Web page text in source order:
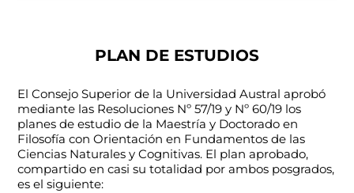
PLAN DE ESTUDIOS
El Consejo Superior de la Universidad Austral aprobó
mediante las Resoluciones Nº 57/19 y Nº 60/19 los
planes de estudio de la Maestría y Doctorado en
Filosofía con Orientación en Fundamentos de las
Ciencias Naturales y Cognitivas. El plan aprobado,
compartido en casi su totalidad por ambos posgrados,
es el siguiente: